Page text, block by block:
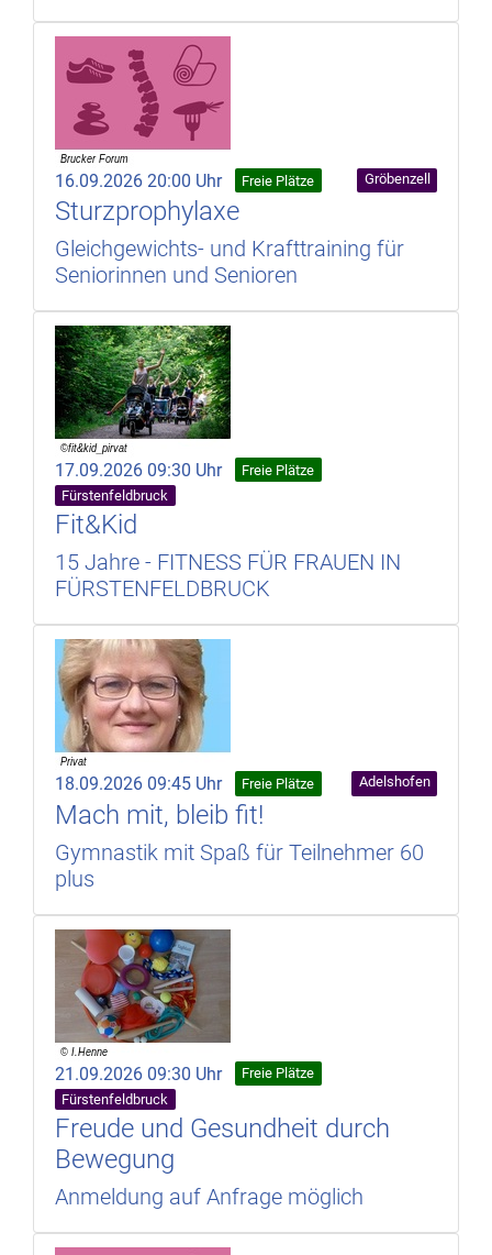
16.09.2026 20:00 Uhr Freie Plätze Gröbenzell
Sturzprophylaxe
Gleichgewichts- und Krafttraining für
Seniorinnen und Senioren
17.09.2026 09:30 Uhr
Freie Plätze
Fürstenfeldbruck
Fit&Kid
15 Jahre - FITNESS FÜR FRAUEN IN
FÜRSTENFELDBRUCK
18.09.2026 09:45 Uhr Freie Plätze Adelshofen
Mach mit, bleib fit!
Gymnastik mit Spaß für Teilnehmer 60
plus
21.09.2026 09:30 Uhr
Freie Plätze
Fürstenfeldbruck
Freude und Gesundheit durch
Bewegung
Anmeldung auf Anfrage möglich